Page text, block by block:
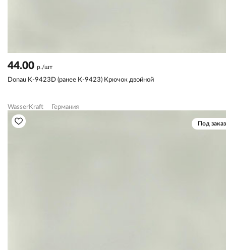
44.00 р./шт
Donau K-9423D (ранее К-9423) Крючок двойной
WasserKraft Германия
Под заказ